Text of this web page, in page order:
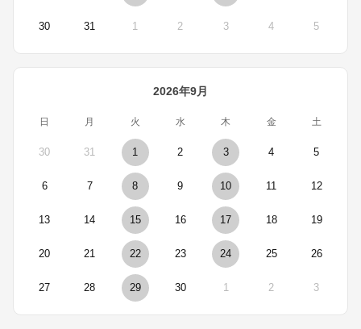
30 31 1 2 3 4 5
2026年9月
日 月 火 水 木 金 土
30 31 1 2 3 4 5
6 7 8 9 10 11 12
13 14 15 16 17 18 19
20 21 22 23 24 25 26
27 28 29 30 1 2 3